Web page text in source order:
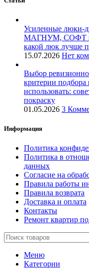
Усиленные
МАГНУМ, СОФТ
какой люк лучше
15.07.2026 Нет
Выбор
критерии подбора
использовать:
покраску
01.05.2026 3
Информация
Политика
Политика в
данных
Согласие на
Правила работы
Правила возврата
Доставка и оплата
Контакты
Ремонт квартир
Меню
Категории